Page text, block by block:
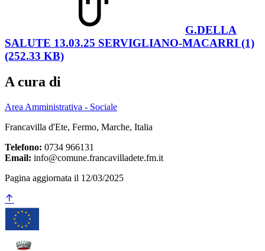
G.DELLA
SALUTE 13.03.25 SERVIGLIANO-MACARRI (1)
(252.33 KB)
A cura di
Area Amministrativa - Sociale
Francavilla d'Ete, Fermo, Marche, Italia
Telefono: 0734 966131
Email: info@comune.francavilladete.fm.it
Pagina aggiornata il 12/03/2025